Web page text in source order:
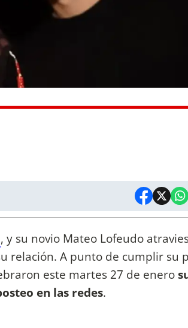
, y su novio Mateo Lofeudo
relación. A punto de cumplir su
este martes 27 de enero
en las redes.